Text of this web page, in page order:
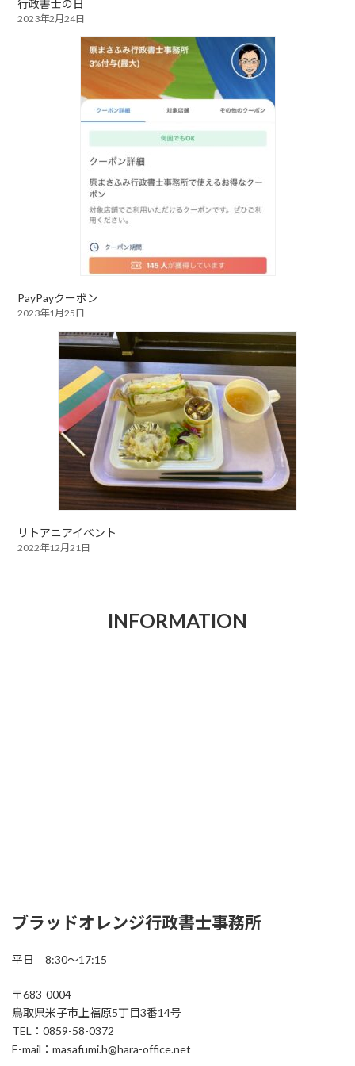
行政書士の日
2023年2月24日
PayPayクーポン
2023年1月25日
リトアニアイベント
2022年12月21日
INFORMATION
ブラッドオレンジ行政書士事務所
平日 8:30～17:15
〒683-0004
鳥取県米子市上福原5丁目3番14号
TEL：0859-58-0372
E-mail：masafumi.h@hara-office.net